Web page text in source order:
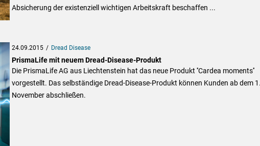
Absicherung der existenziell wichtigen Arbeitskraft beschaffen ...
24.09.2015 Dread Disease
PrismaLife mit neuem Dread-Disease-Produkt
Die PrismaLife AG aus Liechtenstein hat das neue Produkt ''Cardea moments''
vorgestellt. Das selbständige Dread-Disease-Produkt können Kunden ab dem
November abschließen.